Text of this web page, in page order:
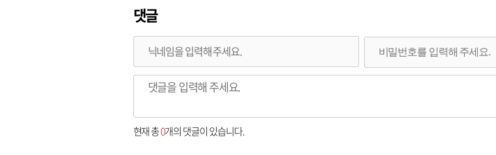
댓글
현재 총0개의 댓글이 있습니다.